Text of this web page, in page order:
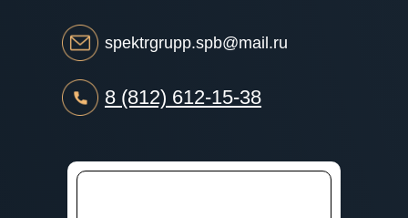
spektrgrupp.spb@mail.ru
8 (812) 612-15-38